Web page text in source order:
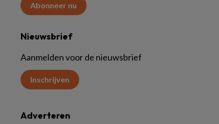
Abonneer nu
Nieuwsbrief
Aanmelden voor de nieuwsbrief
Inschrijven
Adverteren